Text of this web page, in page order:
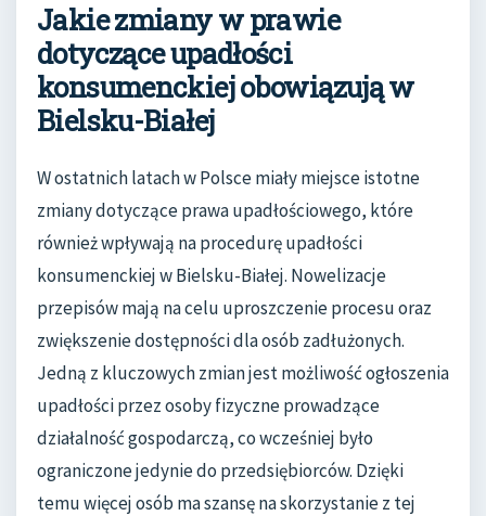
Jakie zmiany w prawie
dotyczące upadłości
konsumenckiej obowiązują w
Bielsku-Białej
W ostatnich latach w Polsce miały miejsce istotne
zmiany dotyczące prawa upadłościowego, które
również wpływają na procedurę upadłości
konsumenckiej w Bielsku-Białej. Nowelizacje
przepisów mają na celu uproszczenie procesu oraz
zwiększenie dostępności dla osób zadłużonych.
Jedną z kluczowych zmian jest możliwość ogłoszenia
upadłości przez osoby fizyczne prowadzące
działalność gospodarczą, co wcześniej było
ograniczone jedynie do przedsiębiorców. Dzięki
temu więcej osób ma szansę na skorzystanie z tej